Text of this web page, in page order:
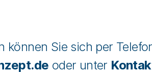
können Sie sich per
oder unter